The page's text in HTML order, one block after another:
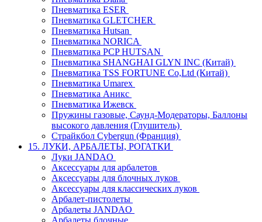
Пневматика ESER
Пневматика GLETCHER
Пневматика Hutsan
Пневматика NORICA
Пневматика PCP HUTSAN
Пневматика SHANGHAI GLYN INC (Китай)
Пневматика TSS FORTUNE Co,Ltd (Китай)
Пневматика Umarex
Пневматика Аникс
Пневматика Ижевск
Пружины газовые, Саунд-Модераторы, Баллоны
высокого давления (Глушитель)
Страйкбол Cybergun (Франция)
15. ЛУКИ, АРБАЛЕТЫ, РОГАТКИ
Луки JANDAO
Аксессуары для арбалетов
Аксессуары для блочных луков
Аксессуары для классических луков
Арбалет-пистолеты
Арбалеты JANDAO
Арбалеты блочные